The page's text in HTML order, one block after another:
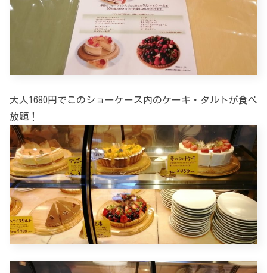
大人1680円でこのショーケース内のケーキ・タルトが食べ
放題！